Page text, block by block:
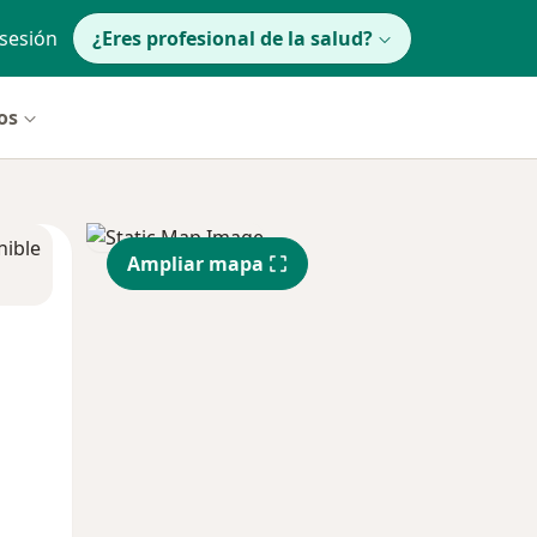
¿Eres profesional de la salud?
Ampliar mapa